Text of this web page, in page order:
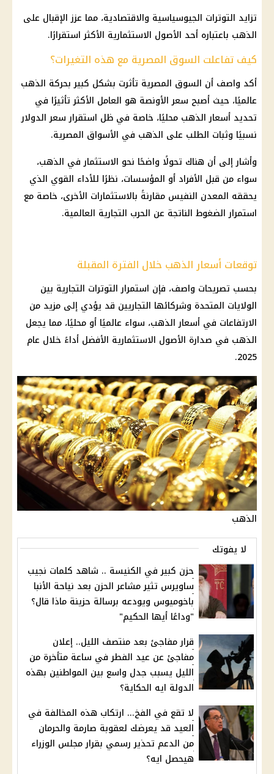
تزايد التوترات الجيوسياسية والاقتصادية، مما عزز الإقبال على
الذهب باعتباره أحد الأصول الاستثمارية الأكثر استقرارًا.
كيف تفاعلت السوق المصرية مع هذه التغيرات؟
أكد واصف أن السوق المصرية تأثرت بشكل كبير بحركة الذهب
عالميًا، حيث أصبح سعر الأونصة هو العامل الأكثر تأثيرًا في
تحديد أسعار الذهب محليًا، خاصة في ظل استقرارسعر الدولار
نسبيًا وثبات الطلب على الذهب في الأسواق المصرية.
وأشار إلى أن هناك تحولًا واضحًا نحو الاستثمار في الذهب،
سواء من قبل الأفراد أو المؤسسات، نظرًا للأداء القوي الذي
يحققه المعدن النفيس مقارنةً بالاستثمارات الأخرى، خاصة مع
استمرار الضغوط الناتجة عن الحرب التجارية العالمية.
توقعات أسعار الذهب خلال الفترة المقبلة
بحسب تصريحات واصف، فإن استمرار التوترات التجارية بين
الولايات المتحدة وشركائها التجاريين قد يؤدي إلى مزيد من
الارتفاعات في أسعار الذهب، سواء عالميًا أو محليًا، مما يجعل
الذهب في صدارة الأصول الاستثمارية الأفضل أداءً خلال عام
2025.
الذهب
لا يفوتك
حزن كبير في الكنيسة .. شاهد كلمات نجيب
ساويرس تثير مشاعر الحزن بعد نياحة الأنبا
باخوميوس ويودعه برسالة حزينة ماذا قال؟
"وداعًا أيها الحكيم"
قرار مفاجئ بعد منتصف الليل.. إعلان
مفاجئ عن عيد الفطر في ساعة متأخرة من
الليل يسبب جدل واسع بين المواطنين بهذه
الدولة ايه الحكاية؟
لا تقع في الفخ... ارتكاب هذه المخالفة في
العيد قد يعرضك لعقوبة صارمة والحرمان
من الدعم تحذير رسمي بقرار مجلس الوزراء
هيحصل ايه؟